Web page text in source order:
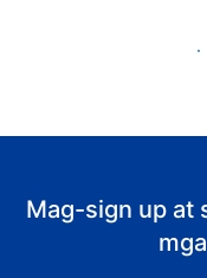
Simulang i-
Mag-sign up at